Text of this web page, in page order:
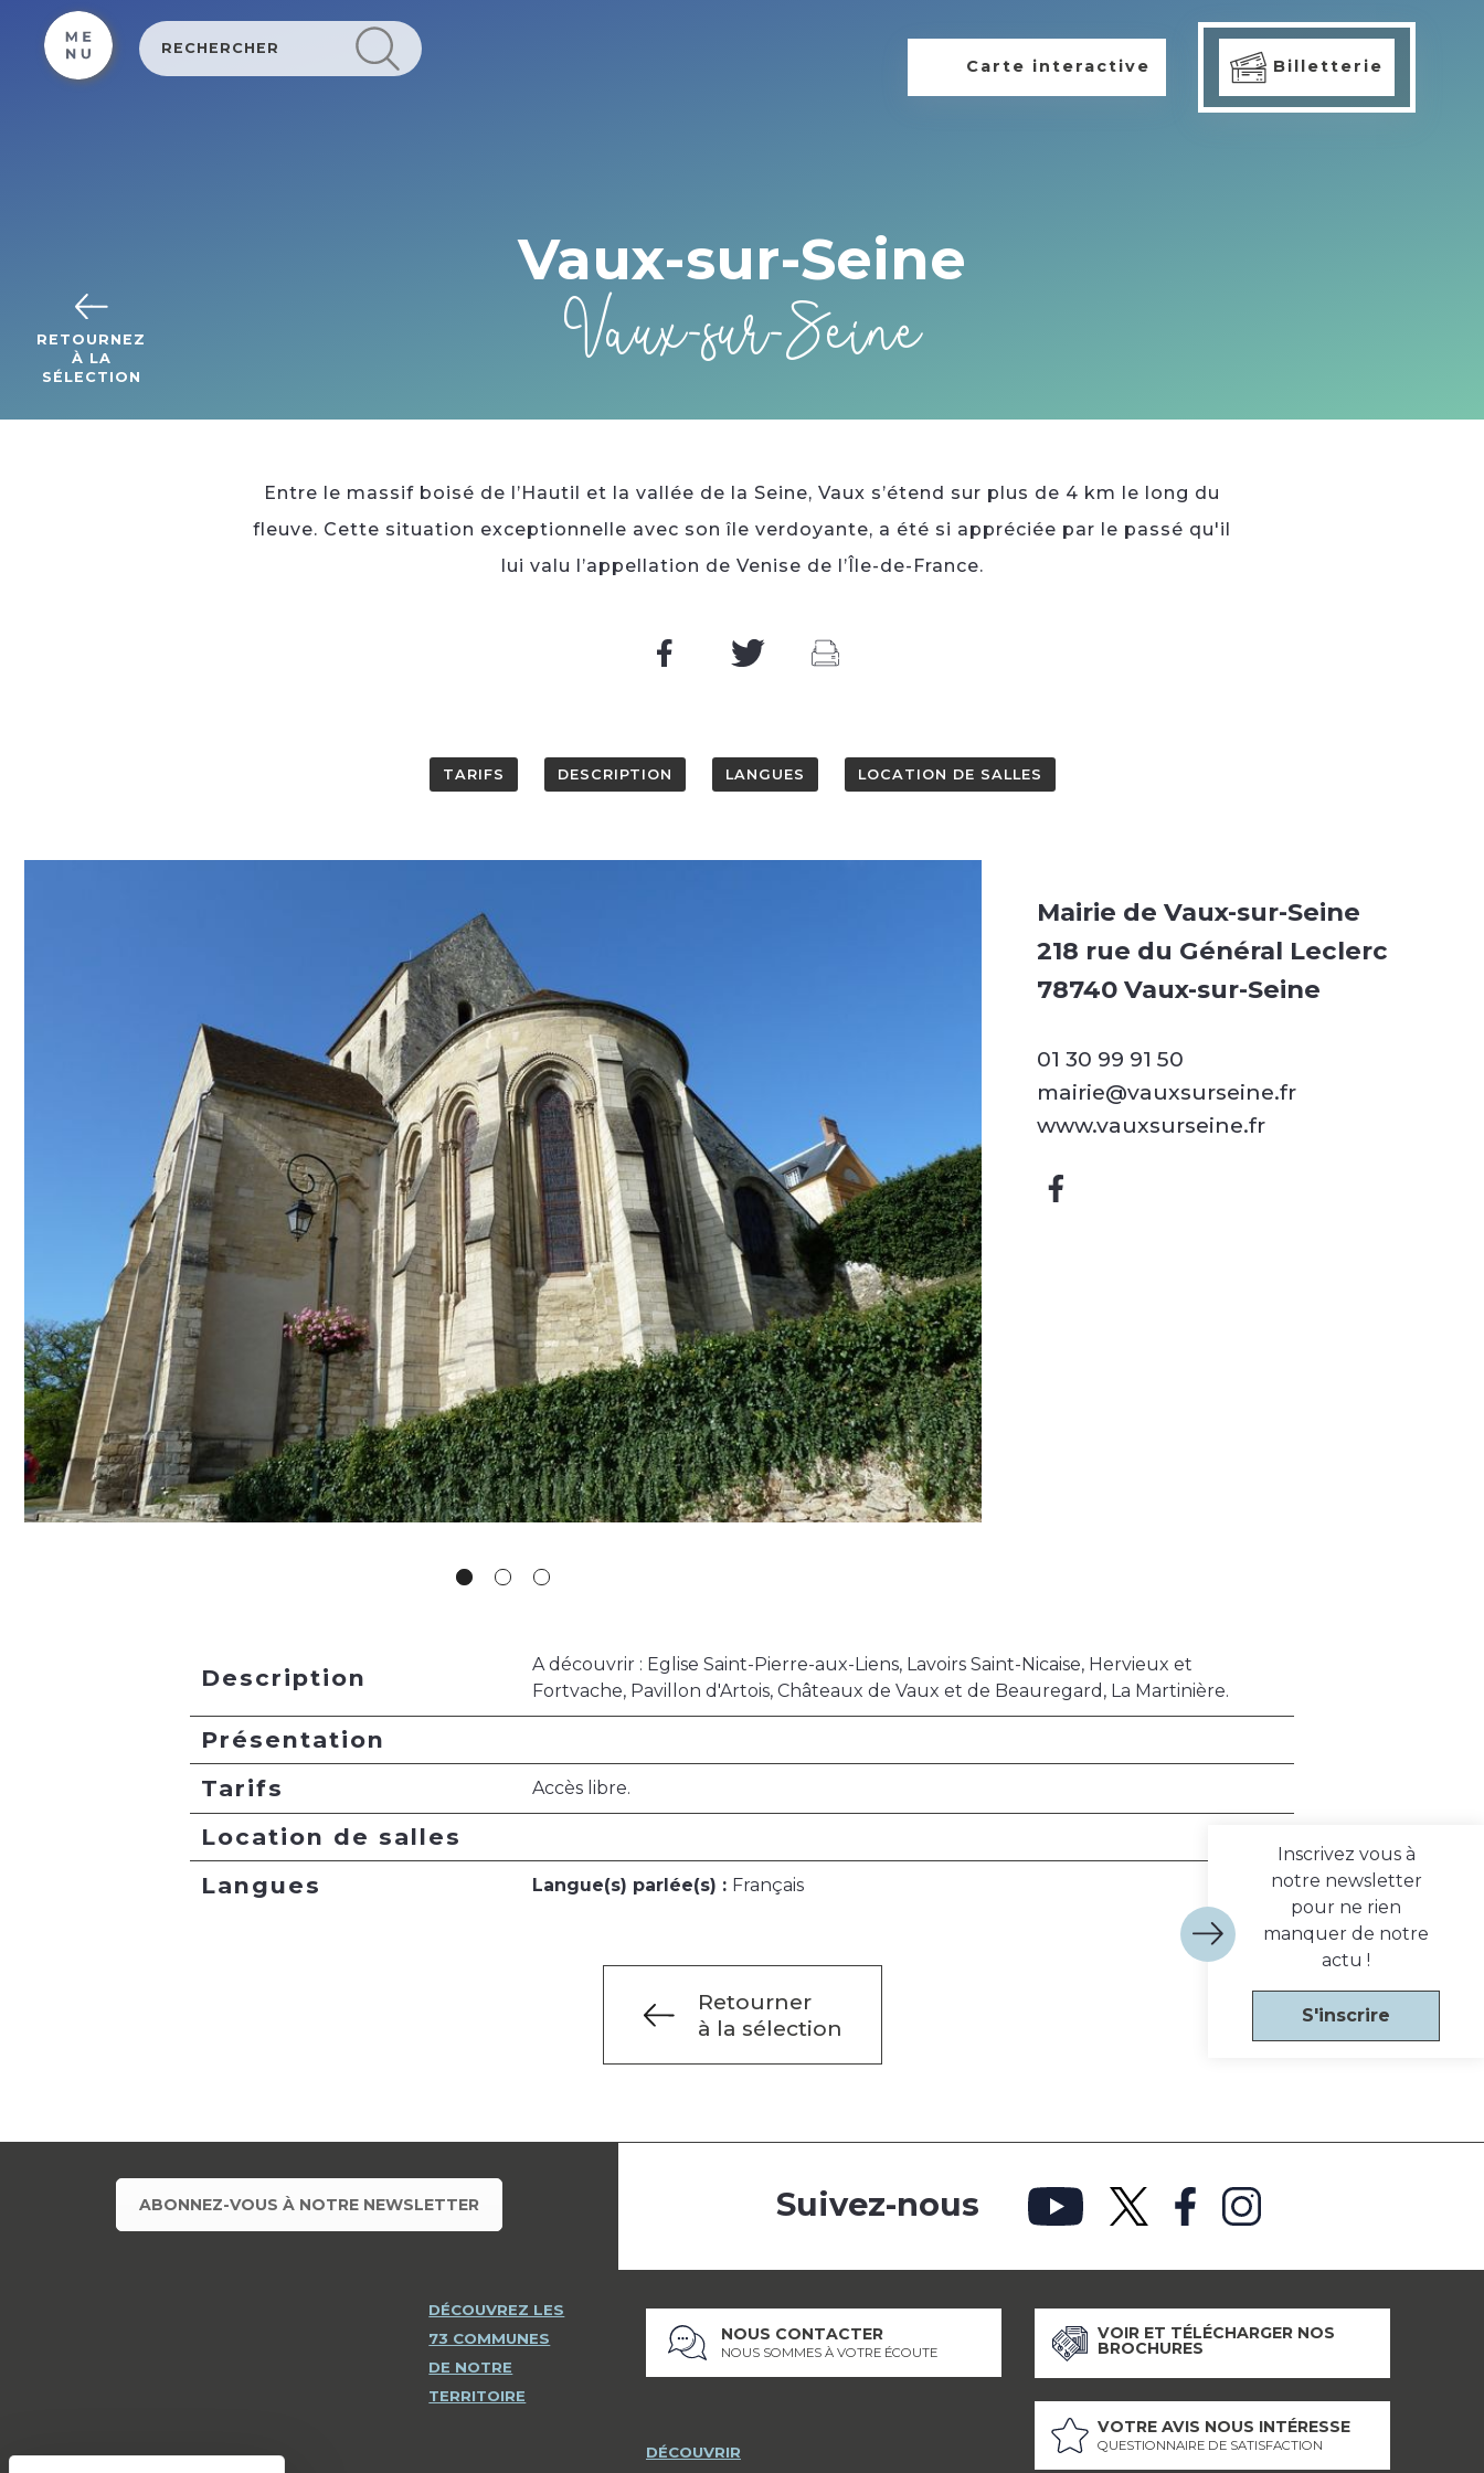
Carte interactive Billetterie
RETOURNEZ
À LA
SÉLECTION
Vaux-sur-Seine
Vaux-sur-Seine
Entre le massif boisé de l’Hautil et la vallée de la Seine, Vaux s’étend sur plus de 4 km le long du
fleuve. Cette situation exceptionnelle avec son île verdoyante, a été si appréciée par le passé qu'il
lui valu l’appellation de Venise de l’Île-de-France.
TARIFS DESCRIPTION LANGUES LOCATION DE SALLES
Mairie de Vaux-sur-Seine
218 rue du Général Leclerc
78740 Vaux-sur-Seine
01 30 99 91 50
mairie@vauxsurseine.fr
www.vauxsurseine.fr
Description
A découvrir : Eglise Saint-Pierre-aux-Liens, Lavoirs Saint-Nicaise, Hervieux et
Fortvache, Pavillon d'Artois, Châteaux de Vaux et de Beauregard, La Martinière.
Présentation
Tarifs
Accès libre.
Location de salles
Langues
Langue(s) parlée(s) : Français
Retourner
à la sélection
Inscrivez vous à
notre newsletter
pour ne rien
manquer de notre
actu !
S'inscrire
ABONNEZ-VOUS À NOTRE NEWSLETTER
DÉCOUVREZ LES
73 COMMUNES
DE NOTRE
TERRITOIRE
Suivez-nous
NOUS CONTACTER
NOUS SOMMES À VOTRE ÉCOUTE
DÉCOUVRIR
VOIR ET TÉLÉCHARGER NOS
BROCHURES
VOTRE AVIS NOUS INTÉRESSE
QUESTIONNAIRE DE SATISFACTION
Cookies beheer paneel